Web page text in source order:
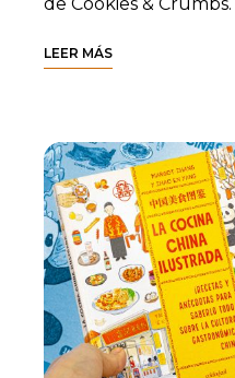
LEER MÁS